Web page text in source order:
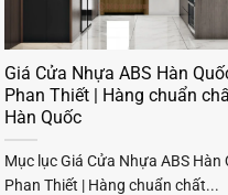
Giá Cửa Nhựa ABS Hàn
Phan Thiết | Hàng chuẩn
Hàn Quốc
Mục lục Giá Cửa Nhựa ABS Hàn
Phan Thiết | Hàng chuẩn chất...